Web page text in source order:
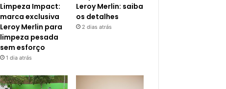
Limpeza Impact:
marca exclusiva
Leroy Merlin para
limpeza pesada
sem esforço
1 dia atrás
Leroy Merlin: saiba
os detalhes
2 dias atrás